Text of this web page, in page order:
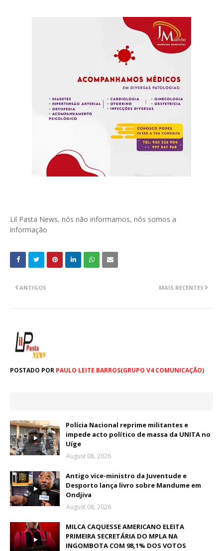
Lil Pasta News, nós não informamos, nós somos a
informação
MAIS RECENTES
ANTIGOS
POSTADO POR PAULO LEITE BARROS(GRUPO V4 COMUNICAÇÃO)
Polícia Nacional reprime militantes e
impede acto político de massa da UNITA no
Uíge
August 08, 2026
Antigo vice-ministro da Juventude e
Desporto lança livro sobre Mandume em
Ondjiva
August 08, 2026
MILCA CAQUESSE AMERICANO ELEITA
PRIMEIRA SECRETÁRIA DO MPLA NA
INGOMBOTA COM 98,1% DOS VOTOS